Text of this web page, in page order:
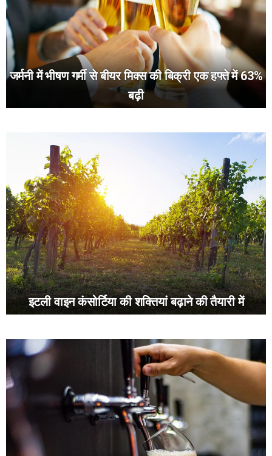
जर्मनी में भीषण गर्मी से बीयर मिक्स की बिक्री एक हफ्ते में 63%
बढ़ी
इटली वाइन कंसोर्टिया की शक्तियां बढ़ाने की तैयारी में